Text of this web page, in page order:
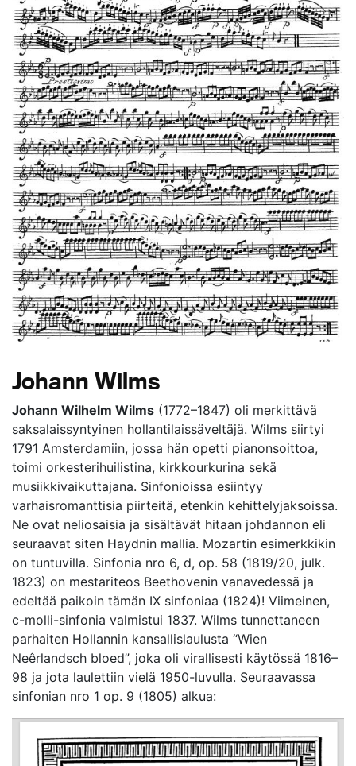
Johann Wilms
Johann Wilhelm Wilms (1772–1847) oli merkittävä
saksalaissyntyinen hollantilaissäveltäjä. Wilms siirtyi
1791 Amsterdamiin, jossa hän opetti pianonsoittoa,
toimi orkesterihuilistina, kirkkourkurina sekä
musiikkivaikuttajana. Sinfonioissa esiintyy
varhaisromanttisia piirteitä, etenkin kehittelyjaksoissa.
Ne ovat neliosaisia ja sisältävät hitaan johdannon eli
seuraavat siten Haydnin mallia. Mozartin esimerkkikin
on tuntuvilla. Sinfonia nro 6, d, op. 58 (1819/20, julk.
1823) on mestariteos Beethovenin vanavedessä ja
edeltää paikoin tämän IX sinfoniaa (1824)! Viimeinen,
c-molli-sinfonia valmistui 1837. Wilms tunnettaneen
parhaiten Hollannin kansallislaulusta “Wien
Neêrlandsch bloed”, joka oli virallisesti käytössä 1816–
98 ja jota laulettiin vielä 1950-luvulla. Seuraavassa
sinfonian nro 1 op. 9 (1805) alkua: